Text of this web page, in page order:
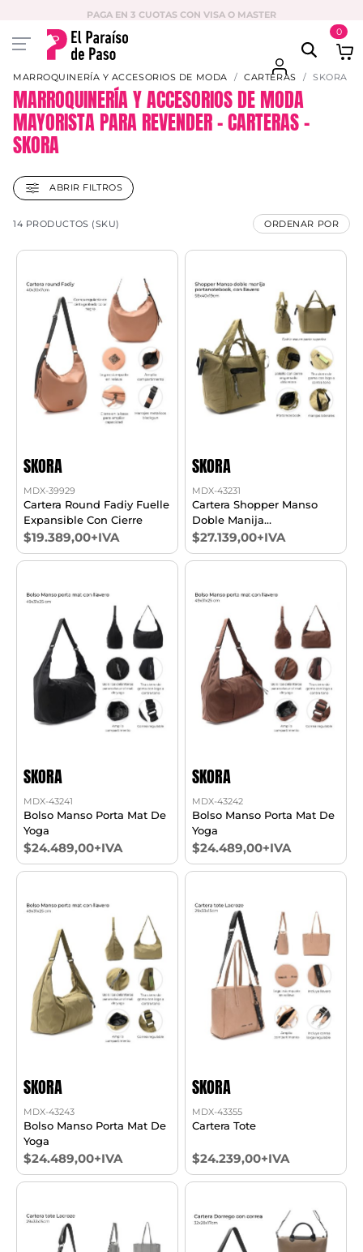
PAGA EN 3 CUOTAS CON VISA O MASTER
0
MARROQUINERÍA Y ACCESORIOS DE MODA CARTERAS SKORA
MARROQUINERÍA Y ACCESORIOS DE MODA
MAYORISTA PARA REVENDER – CARTERAS –
SKORA
ABRIR FILTROS
14 PRODUCTOS (SKU) ORDENAR POR
SKORA
MDX-39929
Cartera Round Fadiy Fuelle
Expansible Con Cierre
$19.389,00+IVA
SKORA
MDX-43231
Cartera Shopper Manso
Doble Manija
Portanotebook
$27.139,00+IVA
SKORA
MDX-43241
Bolso Manso Porta Mat De
Yoga
$24.489,00+IVA
SKORA
MDX-43242
Bolso Manso Porta Mat De
Yoga
$24.489,00+IVA
SKORA
MDX-43243
Bolso Manso Porta Mat De
Yoga
$24.489,00+IVA
SKORA
MDX-43355
Cartera Tote
$24.239,00+IVA